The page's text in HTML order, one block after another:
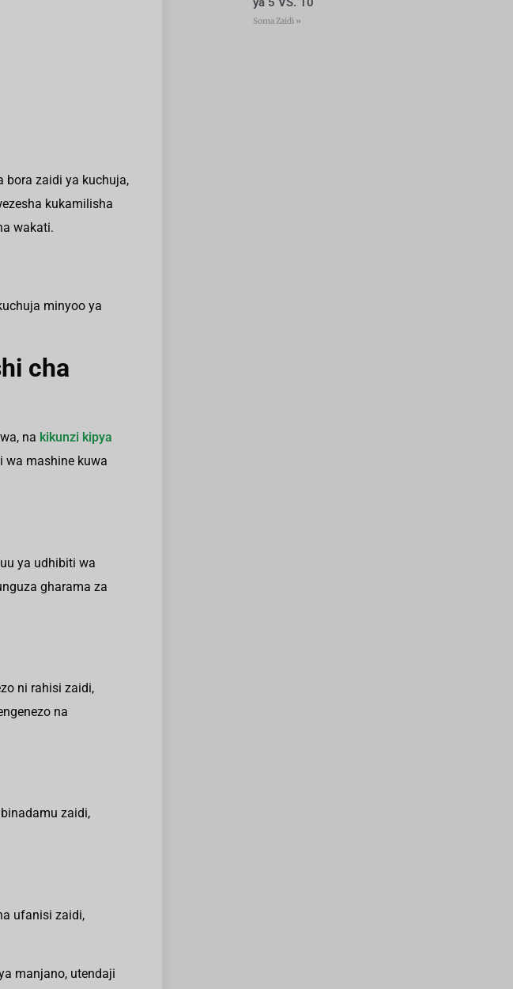
bora zaidi ya kuchuja,
kukamilisha
wakati.
minyoo ya
cha
na kikunzi kipya
wa mashine kuwa
ya udhibiti wa
gharama za
ni rahisi zaidi,
na
zaidi,
ufanisi zaidi,
manjano, utendaji
Soma Zaidi »